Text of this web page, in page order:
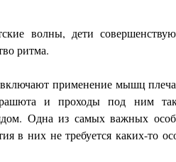
волны, дети
ритма.
применение мышц плеча
и проходы под ним
Одна из самых важных
в них не требуется каких-то